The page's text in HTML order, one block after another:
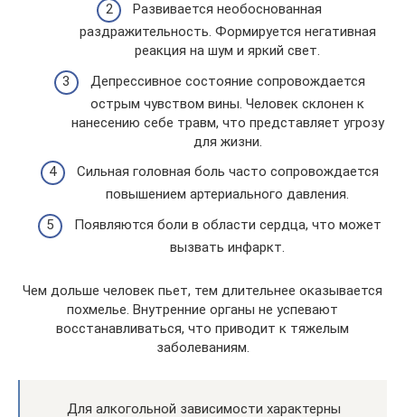
Развивается необоснованная
раздражительность. Формируется негативная
реакция на шум и яркий свет.
Депрессивное состояние сопровождается
острым чувством вины. Человек склонен к
нанесению себе травм, что представляет угрозу
для жизни.
Сильная головная боль часто сопровождается
повышением артериального давления.
Появляются боли в области сердца, что может
вызвать инфаркт.
Чем дольше человек пьет, тем длительнее оказывается
похмелье. Внутренние органы не успевают
восстанавливаться, что приводит к тяжелым
заболеваниям.
Для алкогольной зависимости характерны